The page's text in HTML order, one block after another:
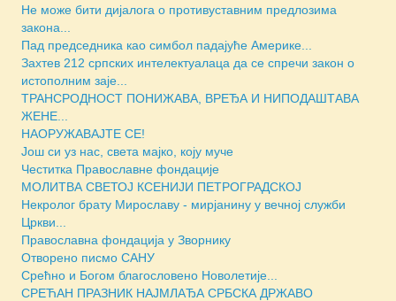
Не може бити дијалога о противуставним предлозима
закона...
Пад председника као симбол падајуће Америке...
Захтев 212 српских интелектуалаца да се спречи закон о
истополним заје...
ТРАНСРОДНОСТ ПОНИЖАВА, ВРЕЂА И НИПОДАШТАВА
ЖЕНЕ...
НАОРУЖАВАЈТЕ СЕ!
Још си уз нас, света мајко, коју муче
Честитка Православне фондације
МОЛИТВА СВЕТОЈ КСЕНИЈИ ПЕТРОГРАДСКОЈ
Некролог брату Мирославу - мирјанину у вечној служби
Цркви...
Православна фондација у Зворнику
Отворено писмо САНУ
Срећно и Богом благословено Новолетије...
СРЕЋАН ПРАЗНИК НАЈМЛАЂА СРБСКА ДРЖАВО